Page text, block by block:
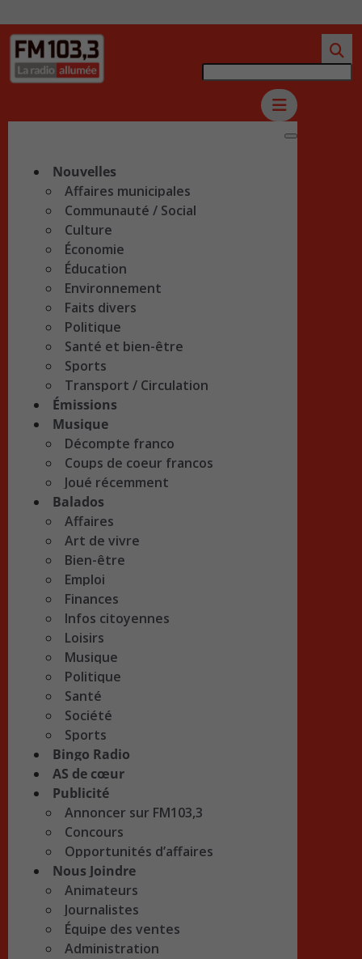
Nouvelles
Affaires municipales
Communauté / Social
Culture
Économie
Éducation
Environnement
Faits divers
Politique
Santé et bien-être
Sports
Transport / Circulation
Émissions
Musique
Décompte franco
Coups de coeur francos
Joué récemment
Balados
Affaires
Art de vivre
Bien-être
Emploi
Finances
Infos citoyennes
Loisirs
Musique
Politique
Santé
Société
Sports
Bingo Radio
AS de cœur
Publicité
Annoncer sur FM103,3
Concours
Opportunités d’affaires
Nous Joindre
Animateurs
Journalistes
Équipe des ventes
Administration